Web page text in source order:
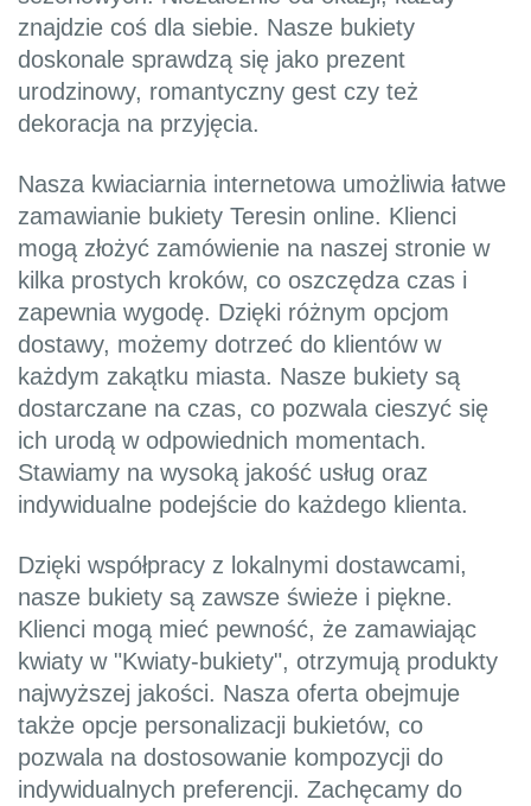
znajdzie coś dla siebie. Nasze bukiety
doskonale sprawdzą się jako prezent
urodzinowy, romantyczny gest czy też
dekoracja na przyjęcia.
Nasza kwiaciarnia internetowa umożliwia łatwe
zamawianie bukiety Teresin online. Klienci
mogą złożyć zamówienie na naszej stronie w
kilka prostych kroków, co oszczędza czas i
zapewnia wygodę. Dzięki różnym opcjom
dostawy, możemy dotrzeć do klientów w
każdym zakątku miasta. Nasze bukiety są
dostarczane na czas, co pozwala cieszyć się
ich urodą w odpowiednich momentach.
Stawiamy na wysoką jakość usług oraz
indywidualne podejście do każdego klienta.
Dzięki współpracy z lokalnymi dostawcami,
nasze bukiety są zawsze świeże i piękne.
Klienci mogą mieć pewność, że zamawiając
kwiaty w "Kwiaty-bukiety", otrzymują produkty
najwyższej jakości. Nasza oferta obejmuje
także opcje personalizacji bukietów, co
pozwala na dostosowanie kompozycji do
indywidualnych preferencji. Zachęcamy do